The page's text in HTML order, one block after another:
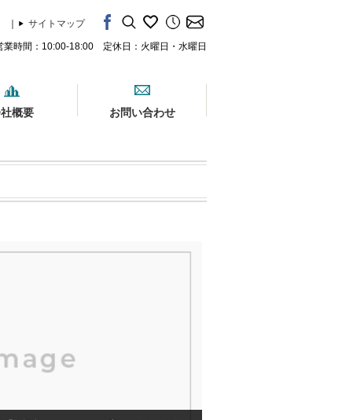
サイトマップ
業時間：10:00-18:00 定休日：火曜日・水曜日
概要 お問い合わせ